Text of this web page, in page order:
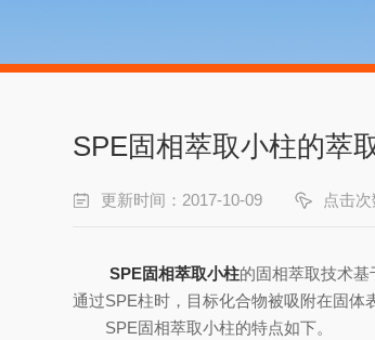
SPE固相萃取小柱的萃
更新时间：2017-10-09 点击
SPE固相萃取小柱的固相萃取技术
通过SPE柱时，目标化合物被吸附在固体
SPE固相萃取小柱的特点如下。